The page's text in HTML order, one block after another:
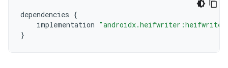
dependencies {
implementation
}